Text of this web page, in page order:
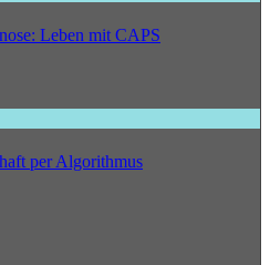
Leben mit CAPS
per Algorithmus